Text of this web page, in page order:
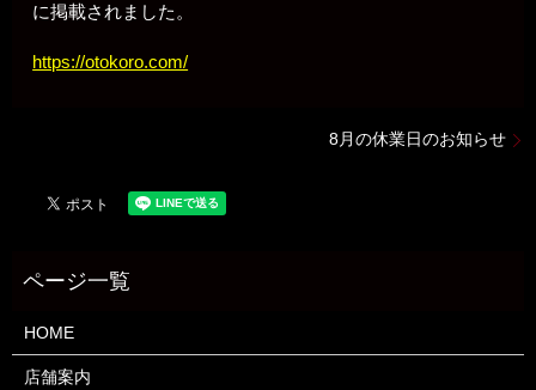
に掲載されました。
https://otokoro.com/
8月の休業日のお知らせ
HOME
店舗案内